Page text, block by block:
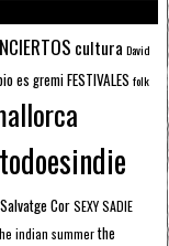
cultura David
es gremiFESTIVALES folk
Salvatge CorSEXY SADIE
indian summerthe